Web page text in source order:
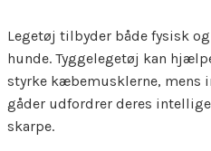
Legetøj tilbyder både fysisk
hunde. Tyggelegetøj kan
styrke kæbemusklerne, mens
gåder udfordrer deres
skarpe.